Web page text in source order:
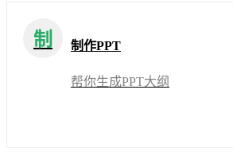
制 制作PPT
帮你生成PPT大纲